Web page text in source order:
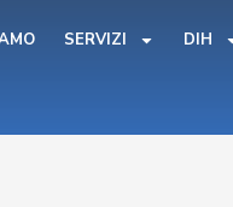
SERVIZI DIH